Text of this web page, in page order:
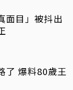
面目」被抖出
王